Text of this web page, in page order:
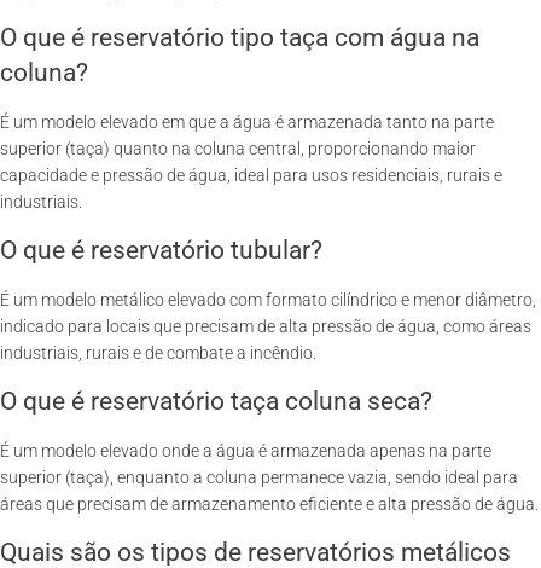
O que é reservatório tipo taça com água na
coluna?
É um modelo elevado em que a água é armazenada tanto na parte
superior (taça) quanto na coluna central, proporcionando maior
capacidade e pressão de água, ideal para usos residenciais, rurais e
industriais.
O que é reservatório tubular?
É um modelo metálico elevado com formato cilíndrico e menor diâmetro,
indicado para locais que precisam de alta pressão de água, como áreas
industriais, rurais e de combate a incêndio.
O que é reservatório taça coluna seca?
É um modelo elevado onde a água é armazenada apenas na parte
superior (taça), enquanto a coluna permanece vazia, sendo ideal para
áreas que precisam de armazenamento eficiente e alta pressão de água.
Quais são os tipos de reservatórios metálicos